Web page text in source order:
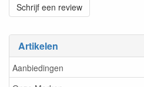
Artikelen
Aanbiedingen
Schrijf een review